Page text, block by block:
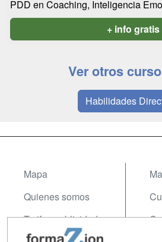
PDD en Coaching, Inteligencia
+ info gratis
Ver otros
Habilidades
Mapa
Quienes somos
Tarifas publicidad